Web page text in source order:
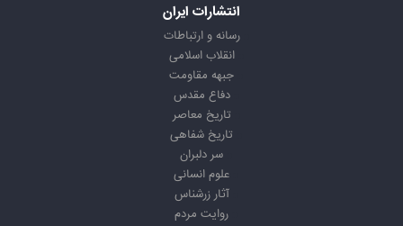
انتشارات ایران
رسانه و ارتباطات
انقلاب اسلامی
جبهه مقاومت
دفاع مقدس
تاریخ معاصر
تاریخ شفاهی
سر دلبران
علوم انسانی
آثار زرشناس
روایت مردم